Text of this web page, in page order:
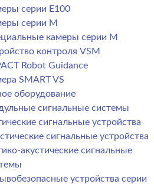
серии E100
серии M
камеры серии M
контроля VSM
Robot Guidance
SMART VS
оборудование
сигнальные системы
сигнальные устройства
сигнальные устройства
акустические сигнальные
устройства серии